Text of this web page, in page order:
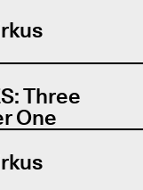
Three
One